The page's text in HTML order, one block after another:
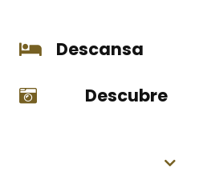
Descansa
Descubre